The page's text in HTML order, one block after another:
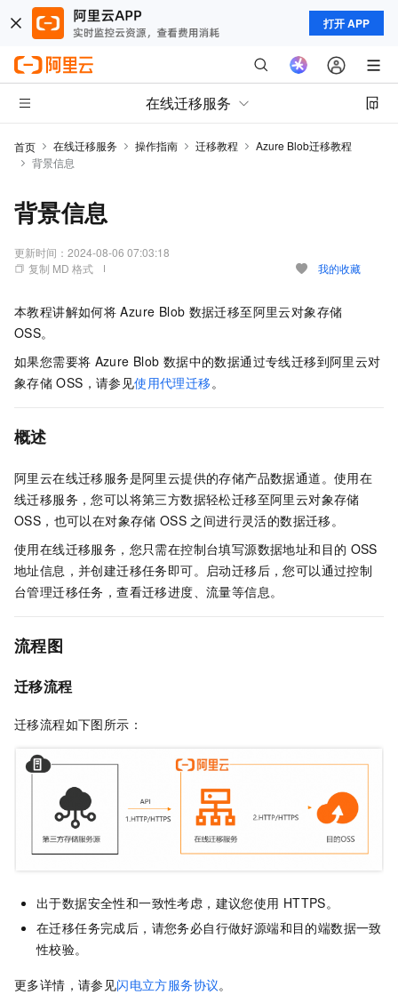
打开 APP
在线迁移服务
首页 在线迁移服务 操作指南 迁移教程
Azure Blob迁移教程
背景信息
背景信息
更新时间： 2024-08-06 07:03:18
复制 MD 格式
我的收藏
本教程讲解如何将 Azure Blob 数据迁移至阿里云对象存储
OSS。
如果您需要将 Azure Blob 数据中的数据通过专线迁移到阿里云对
象存储 OSS，请参见使用代理迁移。
概述
阿里云在线迁移服务是阿里云提供的存储产品数据通道。使用在
线迁移服务，您可以将第三方数据轻松迁移至阿里云对象存储
OSS，也可以在对象存储 OSS 之间进行灵活的数据迁移。
使用在线迁移服务，您只需在控制台填写源数据地址和目的 OSS
地址信息，并创建迁移任务即可。启动迁移后，您可以通过控制
台管理迁移任务，查看迁移进度、流量等信息。
流程图
迁移流程
迁移流程如下图所示：
出于数据安全性和一致性考虑，建议您使用 HTTPS。
在迁移任务完成后，请您务必自行做好源端和目的端数据一致
性校验。
更多详情，请参见闪电立方服务协议。